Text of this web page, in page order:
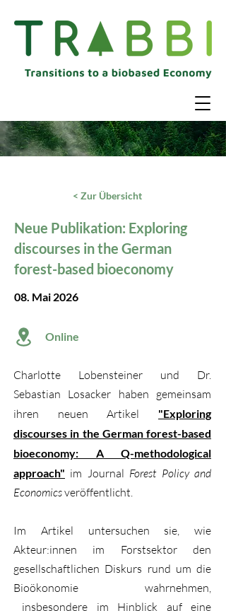
< Zur Übersicht
Neue Publikation: Exploring
discourses in the German
forest-based bioeconomy
08. Mai 2026
Online
Charlotte Lobensteiner und Dr.
Sebastian Losacker haben gemeinsam
ihren neuen Artikel "Exploring
discourses in the German forest-based
bioeconomy: A Q-methodological
approach" im Journal Forest Policy and
Economicsveröffentlicht.
Im Artikel untersuchen sie, wie
Akteur:innen im Forstsektor den
gesellschaftlichen Diskurs rund um die
Bioökonomie wahrnehmen,
insbesondere im Hinblick auf eine